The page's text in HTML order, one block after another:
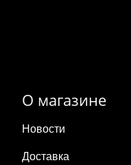
О магазине
Новости
Доставка